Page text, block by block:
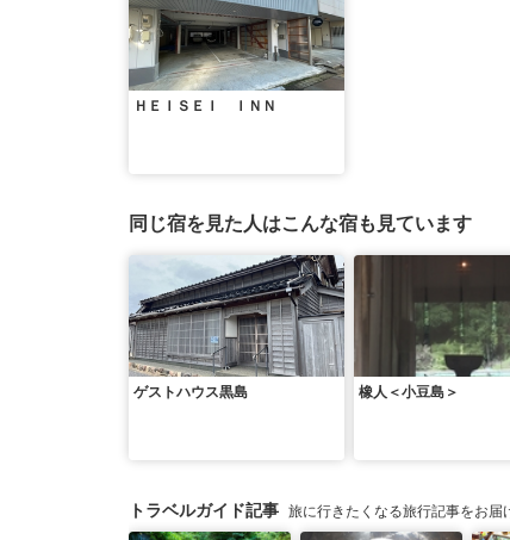
ＨＥＩＳＥＩ ＩＮＮ
同じ宿を見た人はこんな宿も見ています
ゲストハウス黒島 橡人＜小豆島＞
トラベルガイド記事 旅に行きたくなる旅行記事をお届